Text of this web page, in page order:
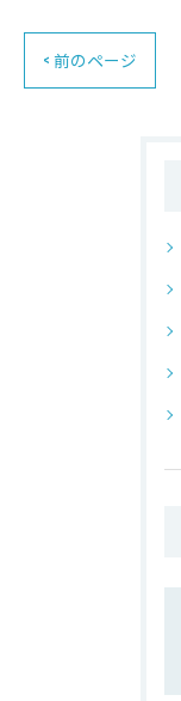
< 前のページ